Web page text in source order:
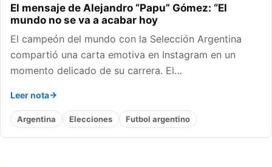
El mensaje de Alejandro “Papu” Gómez: “El
mundo no se va a acabar hoy
El campeón del mundo con la Selección Argentina
compartió una carta emotiva en Instagram en un
momento delicado de su carrera. El…
Leer nota
Argentina Elecciones Futbol argentino